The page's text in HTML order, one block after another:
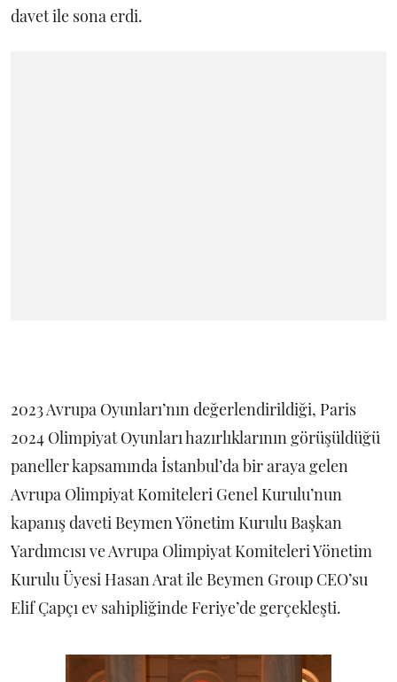
davet ile sona erdi.
2023 Avrupa Oyunları’nın değerlendirildiği, Paris
2024 Olimpiyat Oyunları hazırlıklarının görüşüldüğü
paneller kapsamında İstanbul’da bir araya gelen
Avrupa Olimpiyat Komiteleri Genel Kurulu’nun
kapanış daveti Beymen Yönetim Kurulu Başkan
Yardımcısı ve Avrupa Olimpiyat Komiteleri Yönetim
Kurulu Üyesi Hasan Arat ile Beymen Group CEO’su
Elif Çapçı ev sahipliğinde Feriye’de gerçekleşti.